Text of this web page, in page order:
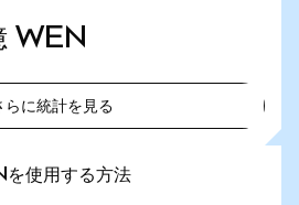
WEN
らに統計を見る
使用する方法